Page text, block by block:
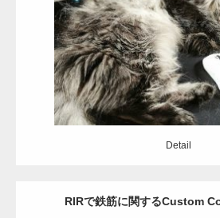
Category:Revit Rhinoceros
Detail
Detail
RIRで鉄筋に関するCustom